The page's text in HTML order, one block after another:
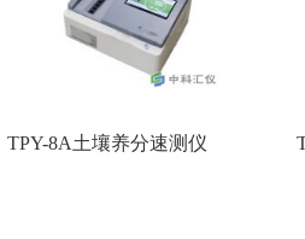
TPY-8A土壤养分速测仪